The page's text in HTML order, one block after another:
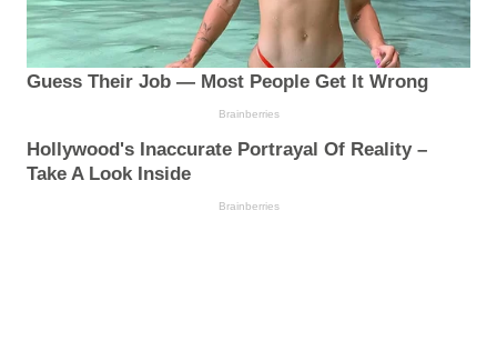
Guess Their Job — Most People Get It Wrong
Brainberries
Hollywood's Inaccurate Portrayal Of Reality –
Take A Look Inside
Brainberries